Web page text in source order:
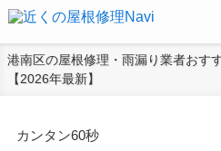
港南区の屋根修理・雨漏り業者おす
【2026年最新】
カンタン60秒